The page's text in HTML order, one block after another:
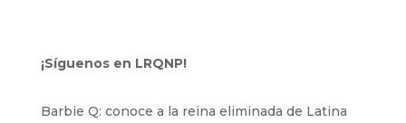
¡Síguenos en LRQNP!
Barbie Q: conoce a la reina eliminada de Latina